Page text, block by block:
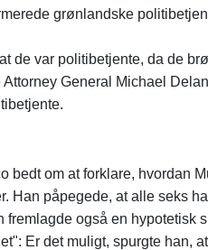
grønlandske
de var politibetjente, da de
General Michael
bedt om at forklare, hvordan
påpegede, at alle seks
også en hypotetisk
Er det muligt, spurgte han,